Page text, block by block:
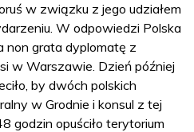
w związku z jego udziałem
W odpowiedzi Polska
non grata dyplomatę z
w Warszawie. Dzień później
by dwóch polskich
w Grodnie i konsul z tej
godzin opuściło terytorium